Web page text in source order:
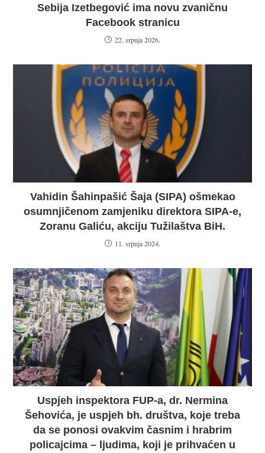
Sebija Izetbegović ima novu zvaničnu
Facebook stranicu
22. srpnja 2026.
Vahidin Šahinpašić Šaja (SIPA) ošmekao
osumnjičenom zamjeniku direktora SIPA-e,
Zoranu Galiću, akciju Tužilaštva BiH.
11. srpnja 2024.
Uspjeh inspektora FUP-a, dr. Nermina
Šehovića, je uspjeh bh. društva, koje treba
da se ponosi ovakvim časnim i hrabrim
policajcima – ljudima, koji je prihvaćen u